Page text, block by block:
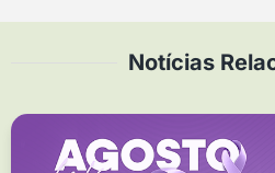
Notícias